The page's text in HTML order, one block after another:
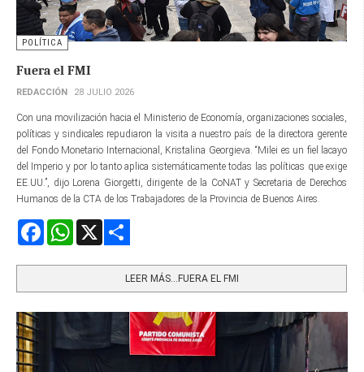
POLÍTICA
Fuera el FMI
REDACCIÓN 28 JULIO 2026
Con una movilización hacia el Ministerio de Economía, organizaciones sociales,
políticas y sindicales repudiaron la visita a nuestro país de la directora gerente​
del Fondo Monetario Internacional, Kristalina Georgieva. “Milei es un fiel lacayo
del Imperio y por lo tanto aplica sistemáticamente todas las políticas que exige
EE.UU.”, dijo Lorena Giorgetti, dirigente de la CoNAT y Secretaria de Derechos
Humanos de la CTA de los Trabajadores de la Provincia de Buenos Aires.
FacebookWhatsApp
LEER MÁS…FUERA EL FMI